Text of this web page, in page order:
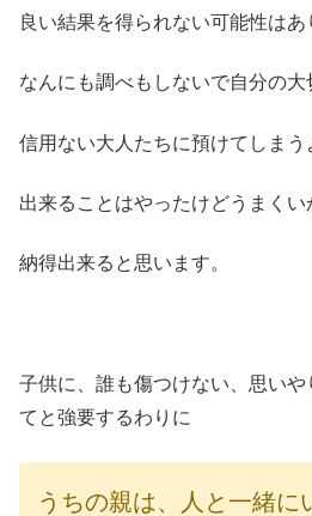
良い結果を得られない可能性はあ
なんにも調べもしないで自分の大
信用ない大人たちに預けてしまう
出来ることはやったけどうまく
納得出来ると思います。
子供に、誰も傷つけない、思い
てと強要するわりに
うちの親は、人と一緒に